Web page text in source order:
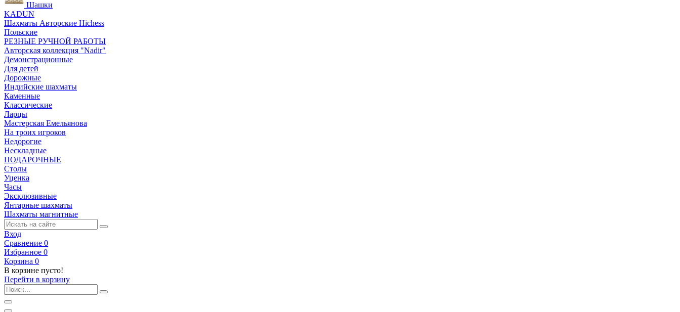
Шашки
KADUN
Шахматы Авторские Hichess
Польские
РЕЗНЫЕ РУЧНОЙ РАБОТЫ
Авторская коллекция "Nadir"
Демонстрационные
Для детей
Дорожные
Индийские шахматы
Каменные
Классические
Ларцы
Мастерская Емельянова
На троих игроков
Недорогие
Нескладные
ПОДАРОЧНЫЕ
Столы
Уценка
Часы
Эксклюзивные
Янтарные шахматы
Шахматы магнитные
Вход
Сравнение 0
Избранное 0
Корзина 0
В корзине пусто!
Перейти в корзину